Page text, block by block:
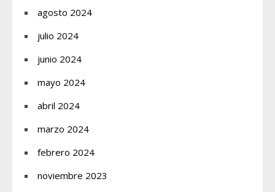
agosto 2024
julio 2024
junio 2024
mayo 2024
abril 2024
marzo 2024
febrero 2024
noviembre 2023